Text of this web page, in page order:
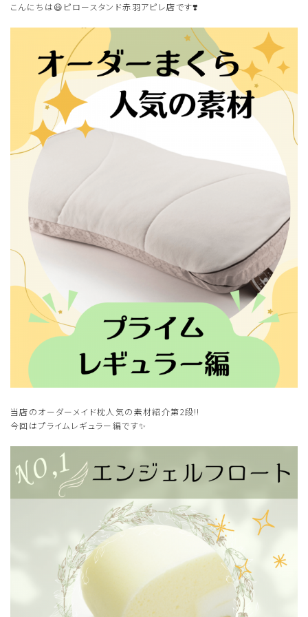
こんにちは😃ピロースタンド赤羽アピレ店です❣️
当店のオーダーメイド枕人気の素材紹介第2段‼️
今回はプライムレギュラー編です✨